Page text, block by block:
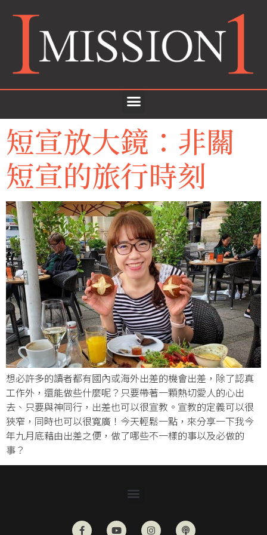
短宣放大鏡：非關
短宣的旅行時刻
想必許多的讀者都有國內或海外出差的機會出差，除了認真
工作外，還能做些什麼呢？只要帶著一顆熱切愛人的心出
去、只要與神同行，出差也可以很宣教。宣教的定義可以很
狹窄，同時也可以很寬廣！今天輕鬆一點，來分享一下我今
年九月底藉由出差之便，做了哪些不一樣的事以及必做的
事？